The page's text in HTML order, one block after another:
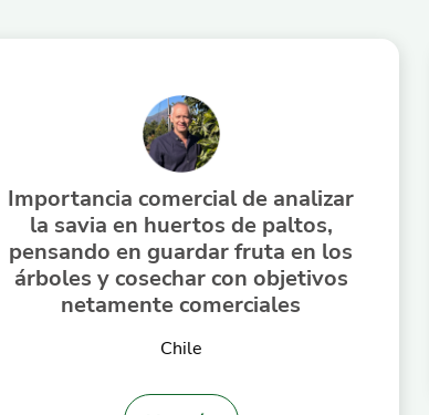
Importancia comercial de analizar
la savia en huertos de paltos,
pensando en guardar fruta en los
árboles y cosechar con objetivos
netamente comerciales
Chile